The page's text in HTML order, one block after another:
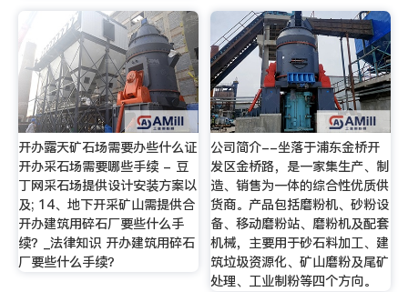
开办露天矿石场需要办些什么证
开办采石场需要哪些手续 - 豆
丁网采石场提供设计安装方案以
及; 14、地下开采矿山需提供合
开办建筑用碎石厂要些什么手
续？_法律知识 开办建筑用碎石
厂要些什么手续？
公司简介--坐落于浦东金桥开
发区金桥路，是一家集生产、制
造、销售为一体的综合性优质供
货商。产品包括磨粉机、砂粉设
备、移动磨粉站、磨粉机及配套
机械，主要用于砂石料加工、建
筑垃圾资源化、矿山磨粉及尾矿
处理、工业制粉等四个方向。